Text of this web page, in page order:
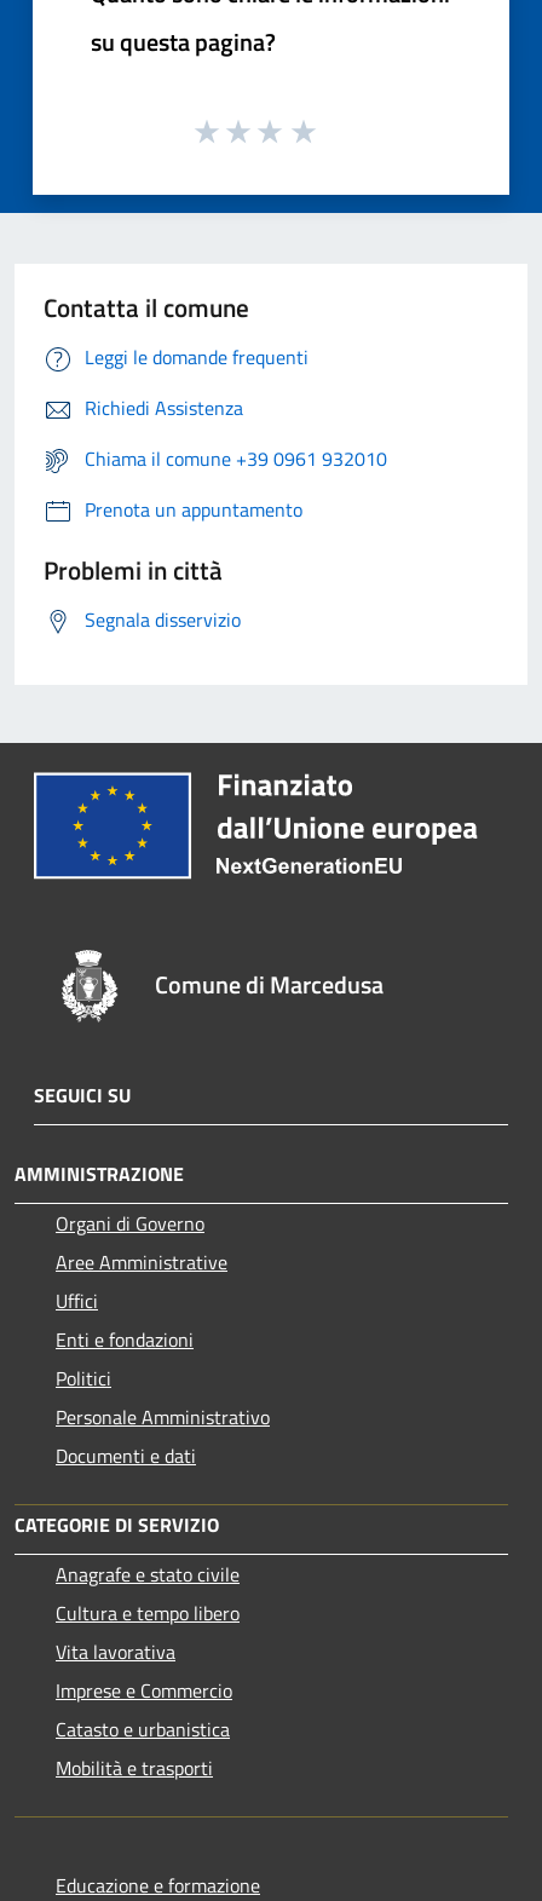
su questa pagina?
Contatta il comune
Leggi le domande frequenti
Richiedi Assistenza
Chiama il comune +39 0961 932010
Prenota un appuntamento
Problemi in città
Segnala disservizio
Comune di Marcedusa
SEGUICI SU
AMMINISTRAZIONE
Organi di Governo
Aree Amministrative
Uffici
Enti e fondazioni
Politici
Personale Amministrativo
Documenti e dati
CATEGORIE DI SERVIZIO
Anagrafe e stato civile
Cultura e tempo libero
Vita lavorativa
Imprese e Commercio
Catasto e urbanistica
Mobilità e trasporti
Educazione e formazione